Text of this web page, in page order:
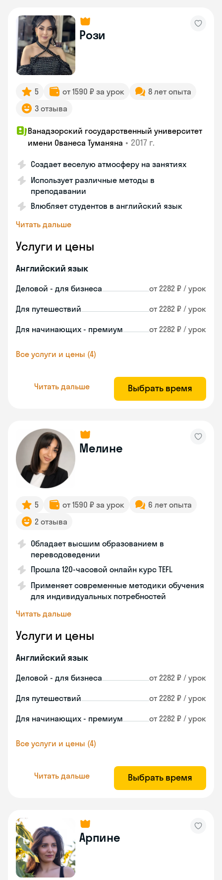
Рози
5 от 1590 ₽ за урок
8 лет опыта
3 отзыва
Ванадзорский государственный университет
имени Ованеса Туманяна • 2017 г.
Создает веселую атмосферу на занятиях
Использует различные методы в
преподавании
Влюбляет студентов в английский язык
Читать дальше
Услуги и цены
Английский язык
Деловой - для бизнеса от 2282 ₽ / урок
Для путешествий от 2282 ₽ / урок
Для начинающих - премиум от 2282 ₽ / урок
Все услуги и цены (4)
Читать дальше Выбрать время
Мелине
5 от 1590 ₽ за урок
6 лет опыта
2 отзыва
Обладает высшим образованием в
переводоведении
Прошла 120-часовой онлайн курс TEFL
Применяет современные методики обучения
для индивидуальных потребностей
Читать дальше
Услуги и цены
Английский язык
Деловой - для бизнеса от 2282 ₽ / урок
Для путешествий от 2282 ₽ / урок
Для начинающих - премиум от 2282 ₽ / урок
Все услуги и цены (4)
Читать дальше Выбрать время
Арпине